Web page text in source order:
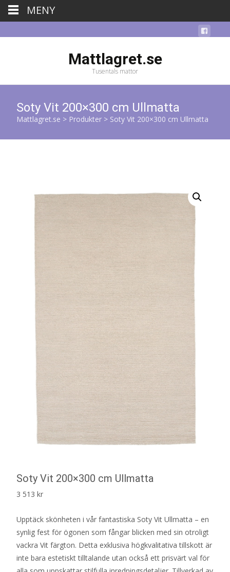
Mattlagret.se
Tusentals mattor
Soty Vit 200×300 cm Ullmatta
Mattlagret.se > Produkter > Soty Vit 200×300 cm Ullmatta
Soty Vit 200×300 cm Ullmatta
3 513 kr
Upptäck skönheten i vår fantastiska Soty Vit Ullmatta – en
synlig fest för ögonen som fångar blicken med sin otroligt
vackra Vit färgton. Detta exklusiva högkvalitativa tillskott är
inte bara estetiskt tilltalande utan också ett prisvärt val för
MENY